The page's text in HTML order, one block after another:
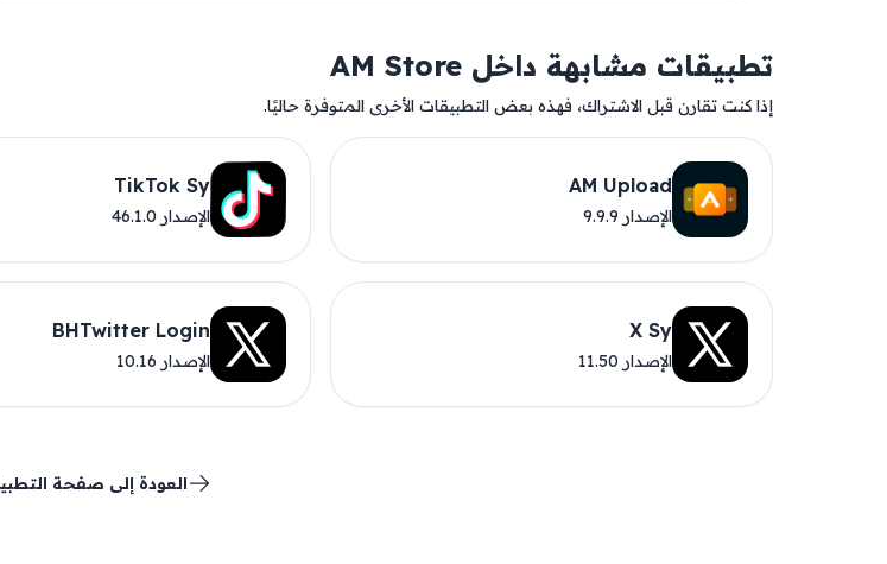
تطبيقات مشابهة داخل AM Store
إذا كنت تقارن قبل الاشتراك، فهذه بعض التطبيقات الأخرى المتوفرة حاليًا.
AM Upload
الإصدار 9.9.9
TikTok Sy
الإصدار 46.1.0
X Sy
الإصدار 11.50
BHTwitter Login
الإصدار 10.16
العودة إلى صفحة